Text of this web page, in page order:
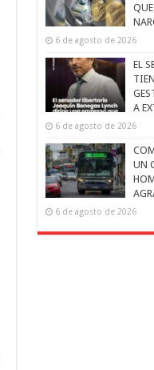
6 de agosto de 2026
EL
A
6 de agosto de 2026
UN
6 de agosto de 2026